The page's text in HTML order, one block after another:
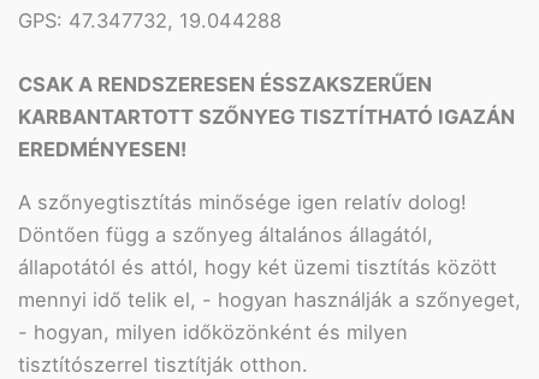
GPS: 47.347732, 19.044288
CSAK A RENDSZERESEN ÉSSZAKSZERŰEN
KARBANTARTOTT SZŐNYEG TISZTÍTHATÓ IGAZÁN
EREDMÉNYESEN!
A szőnyegtisztítás minősége igen relatív dolog!
Döntően függ a szőnyeg általános állagától,
állapotától és attól, hogy két üzemi tisztítás között
mennyi idő telik el, - hogyan használják a szőnyeget,
- hogyan, milyen időközönként és milyen
tisztítószerrel tisztítják otthon.